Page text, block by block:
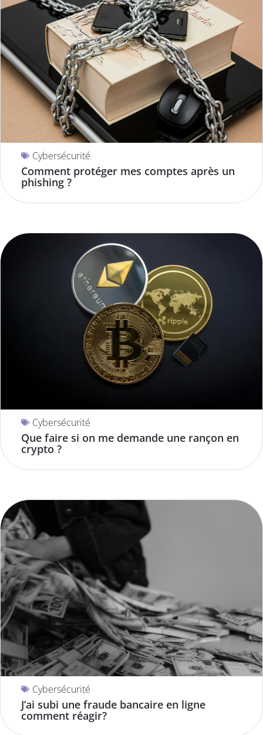
Cybersécurité
Comment protéger mes comptes après un
phishing ?
Cybersécurité
Que faire si on me demande une rançon en
crypto ?
Cybersécurité
J’ai subi une fraude bancaire en ligne
comment réagir?